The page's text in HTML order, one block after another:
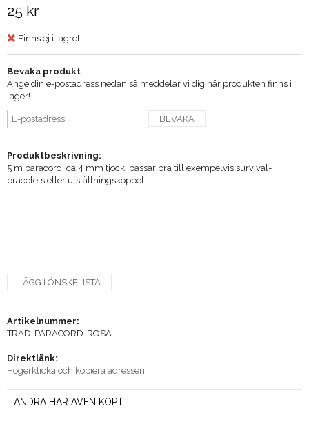
25 kr
Finns ej i lagret
Bevaka produkt
Ange din e-postadress nedan så meddelar vi dig när produkten finns i
lager!
BEVAKA
Produktbeskrivning:
5 m paracord, ca 4 mm tjock, passar bra till exempelvis survival-
bracelets eller utställningskoppel
LÄGG I ÖNSKELISTA
Artikelnummer:
TRAD-PARACORD-ROSA
Direktlänk:
Högerklicka och kopiera adressen
ANDRA HAR ÄVEN KÖPT